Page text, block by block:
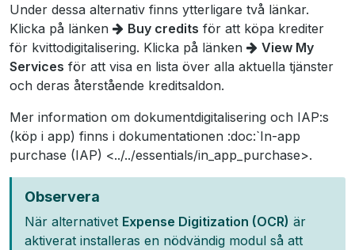
Under dessa alternativ finns ytterligare två länkar.
Klicka på länken
Buy credits för att köpa krediter
för kvittodigitalisering. Klicka på länken
View My
Services för att visa en lista över alla aktuella tjänster
och deras återstående kreditsaldon.
Mer information om dokumentdigitalisering och IAP:s
(köp i app) finns i dokumentationen :doc:`In-app
purchase (IAP) <../../essentials/in_app_purchase>.
Observera
När alternativet Expense Digitization (OCR) är
aktiverat installeras en nödvändig modul så att